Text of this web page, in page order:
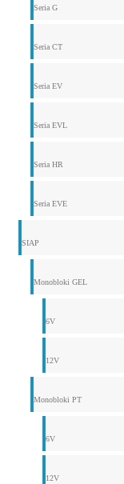
Seria G
Seria CT
Seria EV
Seria EVL
Seria HR
Seria EVE
SIAP
Monobloki GEL
6V
12V
Monobloki PT
6V
12V